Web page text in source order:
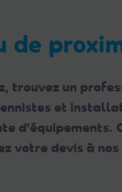
de
trouvez un
et
d'équipements.
votre devis à